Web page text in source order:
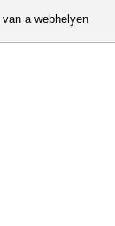
a webhelyen